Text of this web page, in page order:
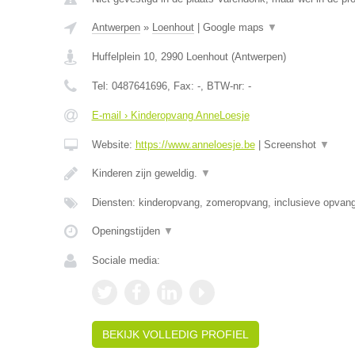
Antwerpen» Loenhout| Google maps ▼
Huffelplein 10, 2990 Loenhout(Antwerpen)
Tel: 0487641696, Fax: -, BTW-nr: -
E-mail › Kinderopvang AnneLoesje
Website: https://www.anneloesje.be| Screenshot ▼
Kinderen zijn geweldig. ▼
Diensten: kinderopvang, zomeropvang, inclusieve
Openingstijden ▼
Sociale media:
BEKIJK VOLLEDIG PROFIEL